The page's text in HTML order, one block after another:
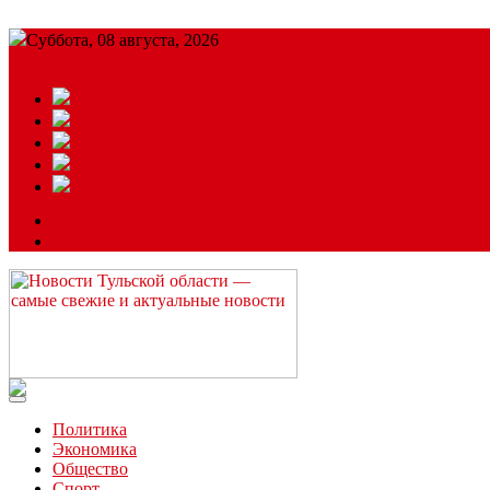
Суббота, 08 августа, 2026
Читайте последние новости дня в Тульской области на сайте
Политика
Экономика
Общество